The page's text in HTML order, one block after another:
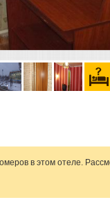
в этом отеле.